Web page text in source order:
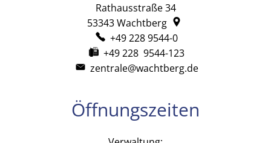
Rathausstraße 34
53343Wachtberg
+49 228 9544-0
+49 228 9544-123
zentrale@wachtberg.de
Öffnungszeiten